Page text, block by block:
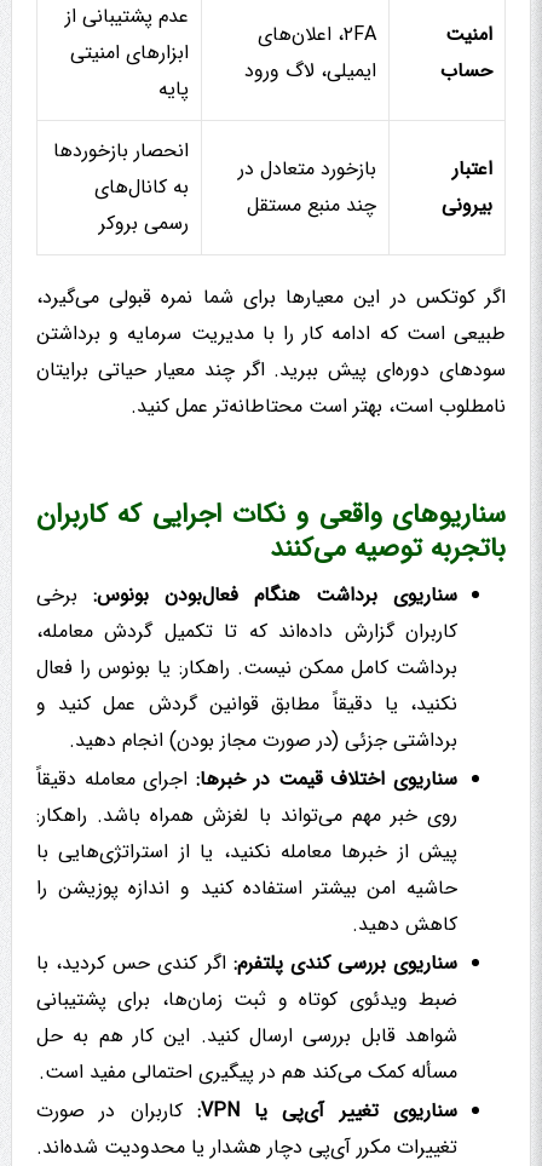
امنیت
حساب
۲FA، اعلان‌های
ایمیلی، لاگ ورود
عدم پشتیبانی از
ابزارهای امنیتی
پایه
اعتبار
بیرونی
بازخورد متعادل در
چند منبع مستقل
انحصار بازخوردها
به کانال‌های
رسمی بروکر
اگر کوتکس در این معیارها برای شما نمره قبولی می‌گیرد،
طبیعی است که ادامه کار را با مدیریت سرمایه و برداشتن
سودهای دوره‌ای پیش ببرید. اگر چند معیار حیاتی برایتان
نامطلوب است، بهتر است محتاطانه‌تر عمل کنید.
سناریوهای واقعی و نکات اجرایی که کاربران
باتجربه توصیه می‌کنند
سناریوی برداشت هنگام فعال‌بودن بونوس: برخی
کاربران گزارش داده‌اند که تا تکمیل گردش معامله،
برداشت کامل ممکن نیست. راهکار: یا بونوس را فعال
نکنید، یا دقیقاً مطابق قوانین گردش عمل کنید و
برداشتی جزئی (در صورت مجاز بودن) انجام دهید.
سناریوی اختلاف قیمت در خبرها:اجرای معامله دقیقاً
روی خبر مهم می‌تواند با لغزش همراه باشد. راهکار:
پیش از خبرها معامله نکنید، یا از استراتژی‌هایی با
حاشیه امن بیشتر استفاده کنید و اندازه پوزیشن را
کاهش دهید.
سناریوی بررسی کندی پلتفرم: اگر کندی حس کردید، با
ضبط ویدئوی کوتاه و ثبت زمان‌ها، برای پشتیبانی
شواهد قابل بررسی ارسال کنید. این کار هم به حل
مسأله کمک می‌کند هم در پیگیری احتمالی مفید است.
سناریوی تغییر آی‌پی یا VPN:
کاربران در صورت
تغییرات مکرر آی‌پی دچار هشدار یا محدودیت شده‌اند.